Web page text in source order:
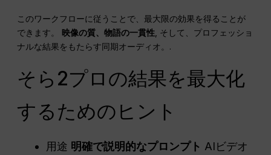
このワークフローに従うことで、最大限の効果を得ることが
できます。 映像の質、物語の一貫性, そして、プロフェッショ
ナルな結果をもたらす同期オーディオ。.
そら2プロの結果を最大化
するためのヒント
用途 明確で説明的なプロンプト AIビデオ